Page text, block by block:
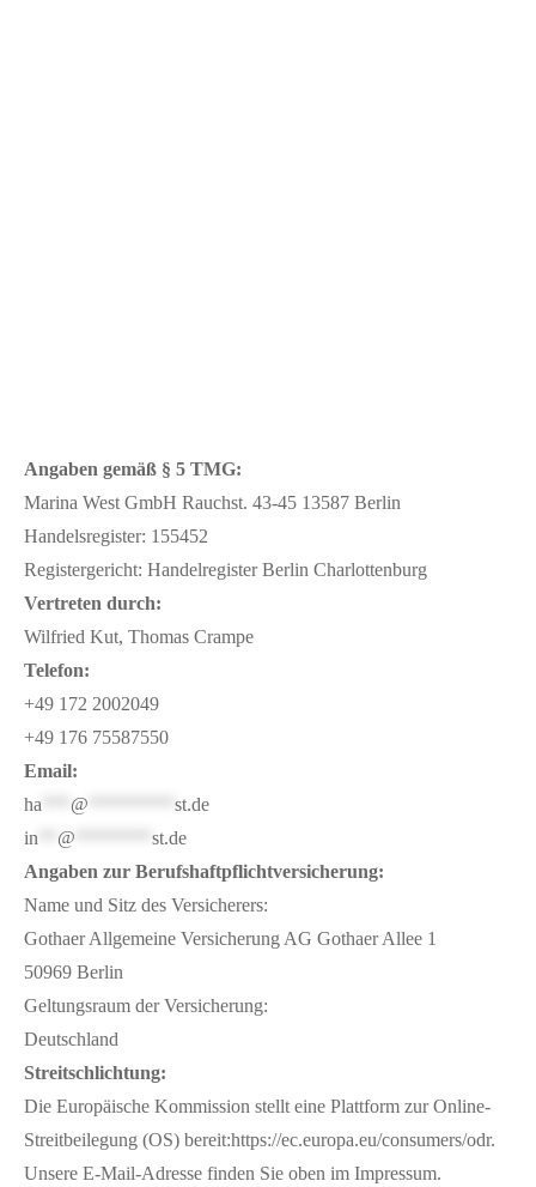
Angaben gemäß § 5 TMG:
Marina West GmbH Rauchst. 43-45 13587 Berlin
Handelsregister: 155452
Registergericht: Handelregister Berlin Charlottenburg
Vertreten durch:
Wilfried Kut, Thomas Crampe
Telefon:
‭+49 172 2002049‬
+49 176 75587550‬
Email:
ha
@
st.de
in
@
st.de
Angaben zur Berufshaftpflichtversicherung:
Name und Sitz des Versicherers:
Gothaer Allgemeine Versicherung AG Gothaer Allee 1
50969 Berlin
Geltungsraum der Versicherung:
Deutschland
Streitschlichtung:
Die Europäische Kommission stellt eine Plattform zur Online-
Streitbeilegung (OS) bereit:https://ec.europa.eu/consumers/odr.
Unsere E-Mail-Adresse finden Sie oben im Impressum.